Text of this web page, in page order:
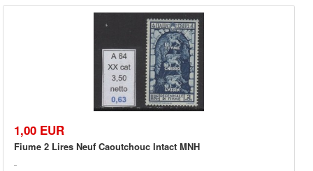
1,00 EUR
Fiume 2 Lires Neuf Caoutchouc Intact MNH